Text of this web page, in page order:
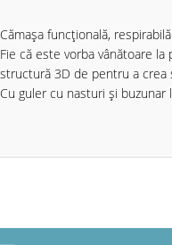
Cămașa funcțională,
Fie că este vorba vânătoare
structură 3D de pentru a crea
Cu guler cu nasturi și